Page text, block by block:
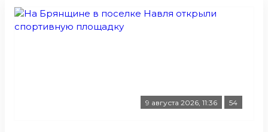
9 августа 2026, 11:36 54